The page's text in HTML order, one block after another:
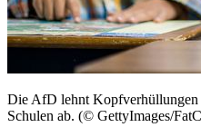
Die AfD lehnt
Schulen ab. (© GettyImages/